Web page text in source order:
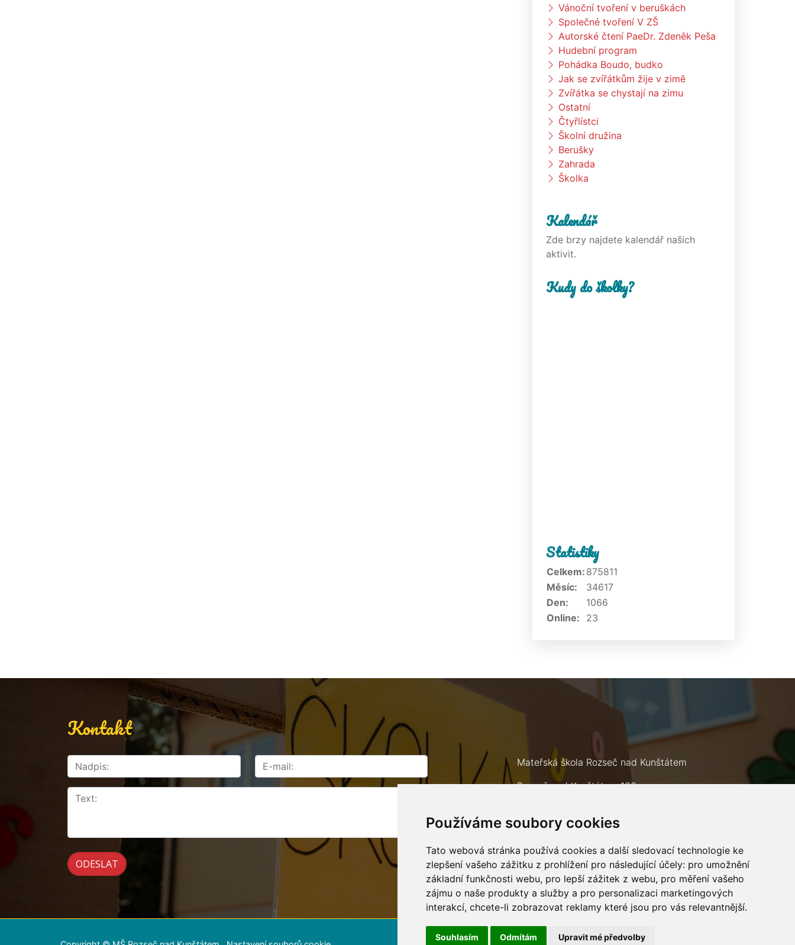
Používáme soubory cookies
Tato webová stránka používá cookies a další sledovací technologie ke
zlepšení vašeho zážitku z prohlížení pro následující účely: pro umožnění
základní funkčnosti webu, pro lepší zážitek z webu, pro měření vašeho
zájmu o naše produkty a služby a pro personalizaci marketingových
interakcí, chcete-li zobrazovat reklamy které jsou pro vás relevantnější.
Souhlasím Odmítám Upravit mé předvolby
Vánoční tvoření v beruškách
Společné tvoření V ZŠ
Autorské čtení PaeDr. Zdeněk Peša
Hudební program
Pohádka Boudo, budko
Jak se zvířátkům žije v zimě
Zvířátka se chystají na zimu
Ostatní
Čtyřlístci
Školní družina
Berušky
Zahrada
Školka
Kalendář
Zde brzy najdete kalendář našich
aktivit.
Kudy do školky?
Statistiky
Online: 23
Celkem: 875811
Měsíc:
34617
Den:
1066
Kontakt
Mateřská škola Rozseč nad Kunštátem
Rozseč nad Kunštátem 133
Telefon: +420 602 693 226
E-mail:msrozsec@seznam.cz